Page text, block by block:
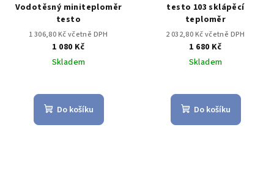
Vodotěsný miniteploměr
testo
1 306,80 Kč včetně DPH
1 080 Kč
Skladem
Do košíku
testo 103 sklápěcí
teploměr
2 032,80 Kč včetně DPH
1 680 Kč
Skladem
Do košíku